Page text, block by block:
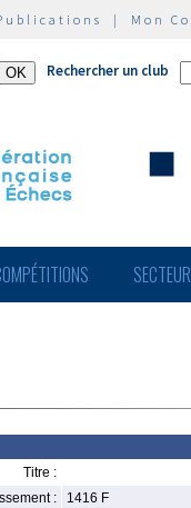
| Mon
Rechercher un club
Titre :
:
1416 F